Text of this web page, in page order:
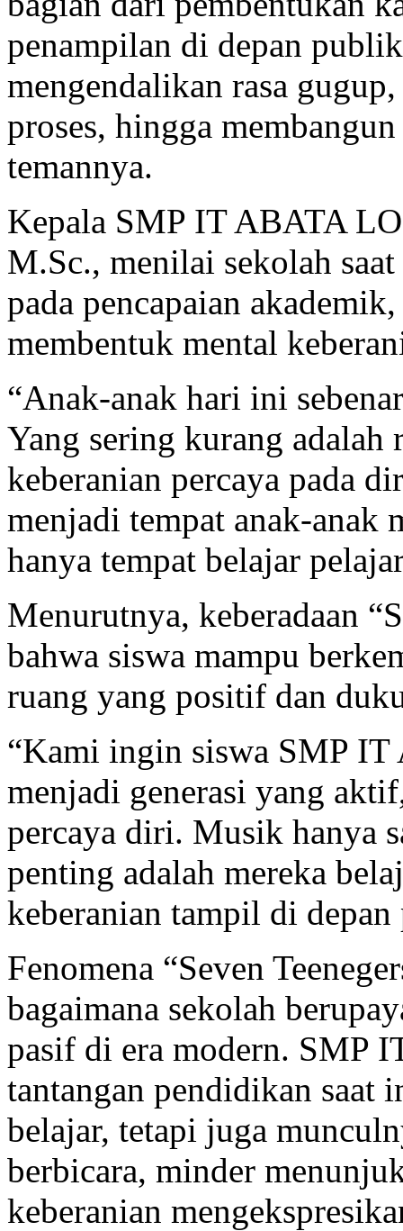
penampilan di depan
mengendalikan rasa
proses, hingga
temannya.
Kepala SMP IT ABATA
M.Sc., menilai sekolah
pada pencapaian
membentuk mental
“Anak-anak hari ini
Yang sering kurang
keberanian percaya pada
menjadi tempat anak-anak
hanya tempat belajar
Menurutnya, keberadaan
bahwa siswa mampu
ruang yang positif dan
“Kami ingin siswa SMP
menjadi generasi yang
percaya diri. Musik hanya
penting adalah mereka
keberanian tampil di
Fenomena “Seven
bagaimana sekolah
pasif di era modern. SMP
tantangan pendidikan saat
belajar, tetapi juga
berbicara, minder
keberanian